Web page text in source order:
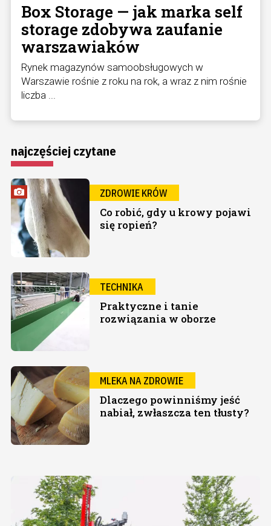
Box Storage — jak marka self
storage zdobywa zaufanie
warszawiaków
Rynek magazynów samoobsługowych w
Warszawie rośnie z roku na rok, a wraz z nim rośnie
liczba ...
najczęściej czytane
ZDROWIE KRÓW
Co robić, gdy u krowy pojawi
się ropień?
TECHNIKA
Praktyczne i tanie
rozwiązania w oborze
MLEKA NA ZDROWIE
Dlaczego powinniśmy jeść
nabiał, zwłaszcza ten tłusty?